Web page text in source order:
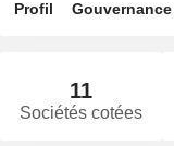
Profil Gouvernance
11
Sociétés cotées